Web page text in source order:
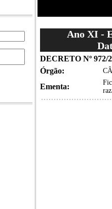
Ano XI -
DECRETO Nº 972/
Órgão:
Ementa: